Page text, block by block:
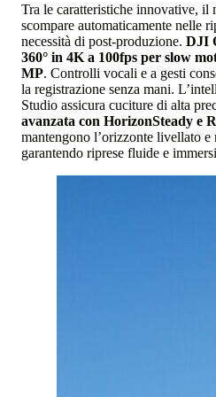
Tra le caratteristiche innovative, il
scompare automaticamente nelle
necessità di post-produzione. DJI
360° in 4K a 100fps per slow
MP. Controlli vocali e a gesti
la registrazione senza mani.
Studio assicura cuciture di alta
avanzata con HorizonSteady e
mantengono l’orizzonte livellato
garantendo riprese fluide e